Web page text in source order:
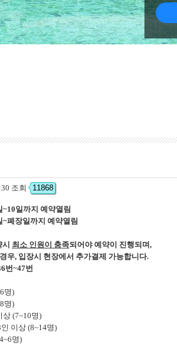
조회 11868
일까지 예약열림
폐장일까지 예약열림
최소 인원이 충족되어야 예약이 진행되며,
우, 입장시 현장에서 추가결제 가능합니다.
번~47번
명)
명)
(7~10명)
이상 (8~14명)
명)